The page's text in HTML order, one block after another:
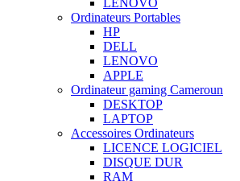
Ordinateurs Portables
HP
DELL
LENOVO
APPLE
Ordinateur gaming Cameroun
DESKTOP
LAPTOP
Accessoires Ordinateurs
LICENCE LOGICIEL
DISQUE DUR
RAM